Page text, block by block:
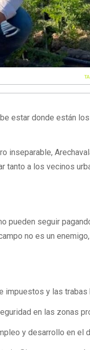
estar donde están
inseparable,
tanto a los vecinos
pueden seguir
no es un
y las trabas
en las zonas
y desarrollo en el